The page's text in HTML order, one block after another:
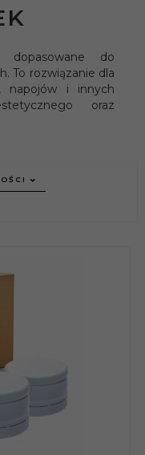
dopasowane do
To rozwiązanie dla
napojów i innych
oraz